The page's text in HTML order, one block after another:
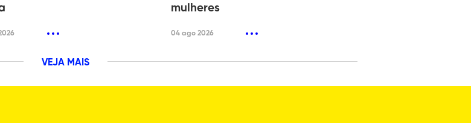
mulheres
04 ago 2026
VEJA MAIS